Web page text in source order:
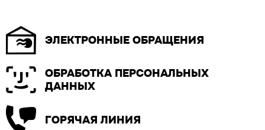
ЭЛЕКТРОННЫЕ ОБРАЩЕНИЯ
ОБРАБОТКА ПЕРСОНАЛЬНЫХ
ДАННЫХ
ГОРЯЧАЯ ЛИНИЯ